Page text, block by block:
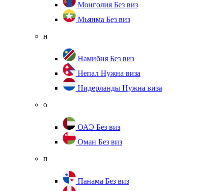
Монголия Без виз
Мьянма Без виз
н
Намибия Без виз
Непал Нужна виза
Нидерланды Нужна виза
о
ОАЭ Без виз
Оман Без виз
п
Панама Без виз